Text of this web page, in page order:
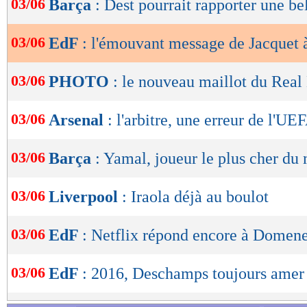
de
OK
03/06 Barça : Dest pourrait rapporter une
03/06 EdF : l'émouvant message de Jacquet
03/06 PHOTO : le nouveau maillot du
03/06 Arsenal : l'arbitre, une erreur de
03/06 Barça : Yamal, joueur le plus cher du
03/06 Liverpool : Iraola déjà au boulot
03/06 EdF : Netflix répond encore à
03/06 EdF : 2016, Deschamps toujours amer